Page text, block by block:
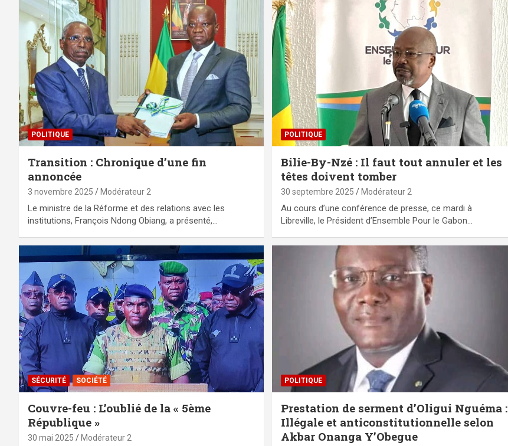
POLITIQUE
Transition : Chronique d’une fin
annoncée
3 novembre 2025 Modérateur 2
Le ministre de la Réforme et des relations avec les
institutions, François Ndong Obiang, a présenté,…
POLITIQUE
Bilie-By-Nzé : Il faut tout annuler et les
têtes doivent tomber
30 septembre 2025 Modérateur 2
Au cours d’une conférence de presse, ce mardi à
Libreville, le Président d’Ensemble Pour le Gabon…
SÉCURITÉ SOCIÉTÉ
Couvre-feu : L’oublié de la « 5ème
République »
30 mai 2025 Modérateur 2
POLITIQUE
Prestation de serment d’Oligui Nguéma :
Illégale et anticonstitutionnelle selon
Akbar Onanga Y’Obegue